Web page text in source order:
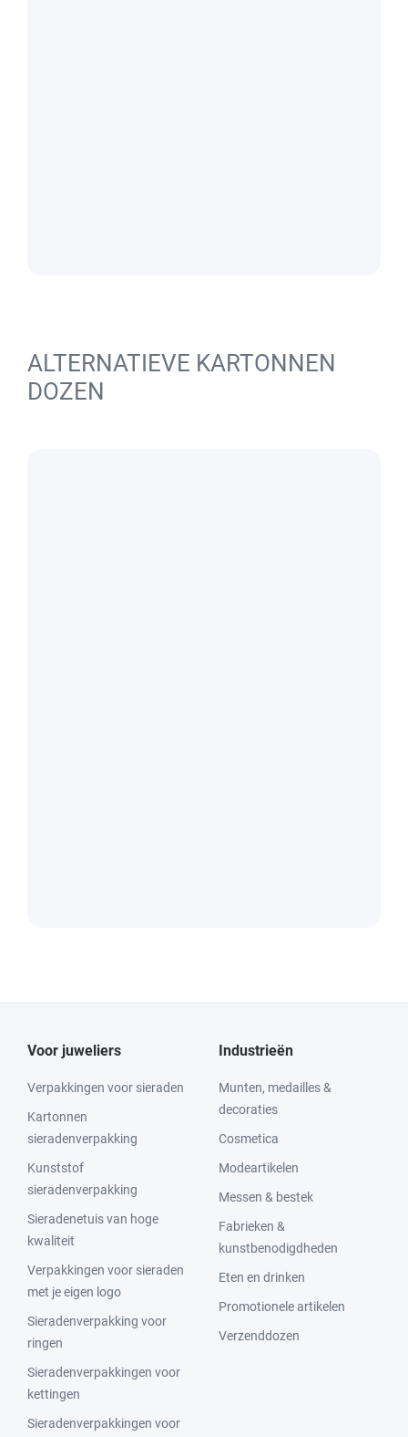
ALTERNATIEVE KARTONNEN
DOZEN
Voor juweliers
Verpakkingen voor sieraden
Kartonnen
sieradenverpakking
Kunststof
sieradenverpakking
Sieradenetuis van hoge
kwaliteit
Verpakkingen voor sieraden
met je eigen logo
Sieradenverpakking voor
ringen
Sieradenverpakkingen voor
kettingen
Sieradenverpakkingen voor
Industrieën
Munten, medailles &
decoraties
Cosmetica
Modeartikelen
Messen & bestek
Fabrieken &
kunstbenodigdheden
Eten en drinken
Promotionele artikelen
Verzenddozen